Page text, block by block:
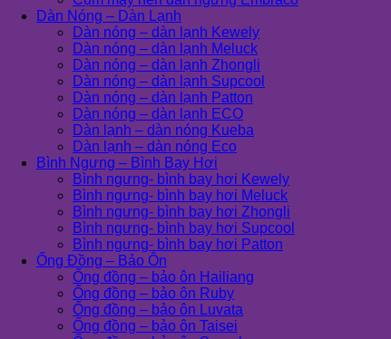
Dàn Nóng – Dàn Lạnh
Dàn nóng – dàn lạnh Kewely
Dàn nóng – dàn lạnh Meluck
Dàn nóng – dàn lạnh Zhongli
Dàn nóng – dàn lạnh Supcool
Dàn nóng – dàn lạnh Patton
Dàn nóng – dàn lạnh ECO
Dàn lạnh – dàn nóng Kueba
Dàn lạnh – dàn nóng Eco
Bình Ngưng – Bình Bay Hơi
Bình ngưng- bình bay hơi Kewely
Bình ngưng- bình bay hơi Meluck
Bình ngưng- bình bay hơi Zhongli
Bình ngưng- bình bay hơi Supcool
Bình ngưng- bình bay hơi Patton
Ống Đồng – Bảo Ôn
Ống đồng – bảo ôn Hailiang
Ống đồng – bảo ôn Ruby
Ống đồng – bảo ôn Luvata
Ống đồng – bảo ôn Taisei